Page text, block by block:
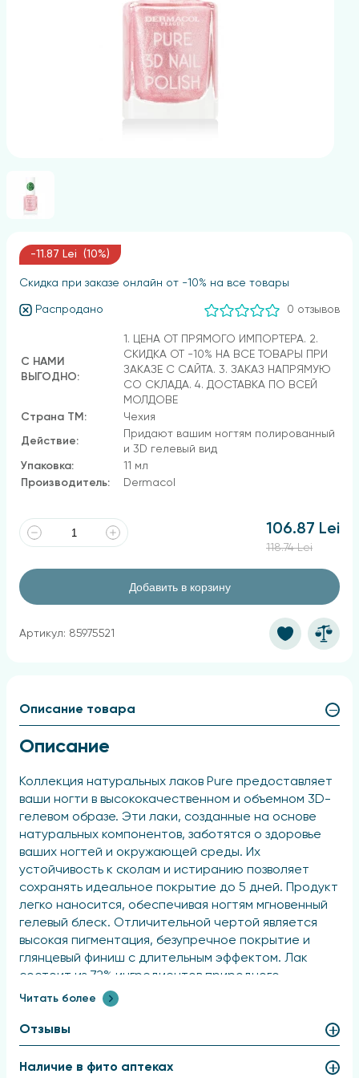
-11.87 Lei (10%)
Скидка при заказе онлайн от -10% на все товары
Распродано 0 отзывов
С НАМИ
ВЫГОДНО:
1. ЦЕНА ОТ ПРЯМОГО ИМПОРТЕРА. 2.
СКИДКА ОТ -10% НА ВСЕ ТОВАРЫ ПРИ
ЗАКАЗЕ С САЙТА. 3. ЗАКАЗ НАПРЯМУЮ
СО СКЛАДА. 4. ДОСТАВКА ПО ВСЕЙ
МОЛДОВЕ
Страна ТМ:
Чехия
Действие:
Придают вашим ногтям полированный
и 3D гелевый вид
Упаковка:
11 мл
Производитель:
Dermacol
106.87 Lei
118.74 Lei
Добавить в корзину
Артикул: 85975521
Описание товара
Описание
Коллекция натуральных лаков Pure предоставляет
ваши ногти в высококачественном и объемном 3D-
гелевом образе. Эти лаки, созданные на основе
натуральных компонентов, заботятся о здоровье
ваших ногтей и окружающей среды. Их
устойчивость к сколам и истиранию позволяет
сохранять идеальное покрытие до 5 дней. Продукт
легко наносится, обеспечивая ногтям мгновенный
гелевый блеск. Отличительной чертой является
высокая пигментация, безупречное покрытие и
глянцевый финиш с длительным эффектом. Лак
состоит из 72% ингредиентов природного
происхождения, в том числе хлопка, картофеля,
представлено 6 цветов.
Преимущества
Читать более
Отзывы
Наличие в фито аптеках